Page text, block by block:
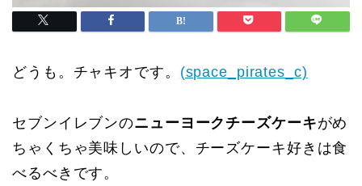
どうも。チャキオです。 (space_pirates_c)
セブンイレブンのニューヨークチーズケーキがめ
ちゃくちゃ美味しいので、チーズケーキ好きは食
べるべきです。